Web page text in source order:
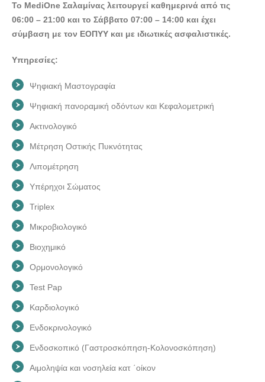
Το MediΟne Σαλαμίνας λειτουργεί καθημερινά από τις
06:00 – 21:00 και το Σάββατο 07:00 – 14:00 και έχει
σύμβαση με τον ΕΟΠΥΥ και με ιδιωτικές ασφαλιστικές.
Υπηρεσίες:
Ψηφιακή Μαστογραφία
Ψηφιακή πανοραμική οδόντων και Κεφαλομετρική
Ακτινολογικό
Μέτρηση Οστικής Πυκνότητας
Λιπομέτρηση
Υπέρηχοι Σώματος
Triplex
Μικροβιολογικό
Βιοχημικό
Ορμονολογικό
Test Pap
Καρδιολογικό
Ενδοκρινολογικό
Ενδοσκοπικό (Γαστροσκόπηση-Κολονοσκόπηση)
Αιμοληψία και νοσηλεία κατ ΄οίκον